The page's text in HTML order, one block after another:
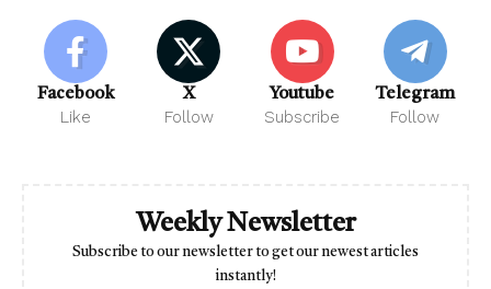
Facebook
Like
X
Follow
Youtube
Subscribe
Telegram
Follow
Weekly Newsletter
Subscribe to our newsletter to get our newest articles
instantly!